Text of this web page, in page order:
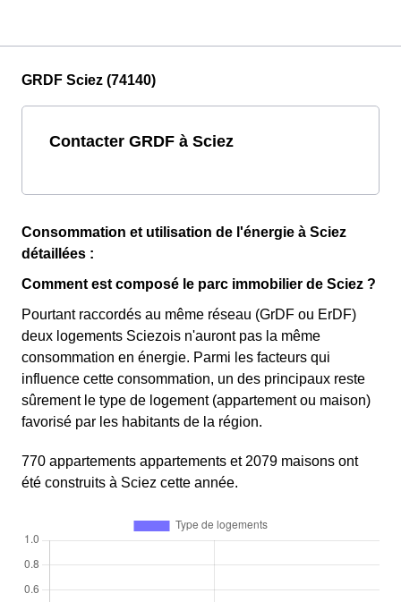
GRDF Sciez (74140)
Contacter GRDF à Sciez
Consommation et utilisation de l'énergie à Sciez
détaillées :
Comment est composé le parc immobilier de Sciez ?
Pourtant raccordés au même réseau (GrDF ou ErDF)
deux logements Sciezois n'auront pas la même
consommation en énergie. Parmi les facteurs qui
influence cette consommation, un des principaux reste
sûrement le type de logement (appartement ou maison)
favorisé par les habitants de la région.
770 appartements appartements et 2079 maisons ont
été construits à Sciez cette année.